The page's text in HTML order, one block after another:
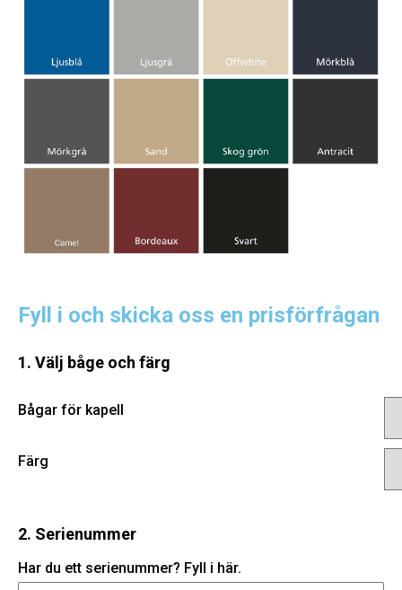
Fyll i och skicka oss en prisförfrågan
1. Välj båge och färg
Bågar för kapell
Färg
2. Serienummer
Har du ett serienummer? Fyll i här.